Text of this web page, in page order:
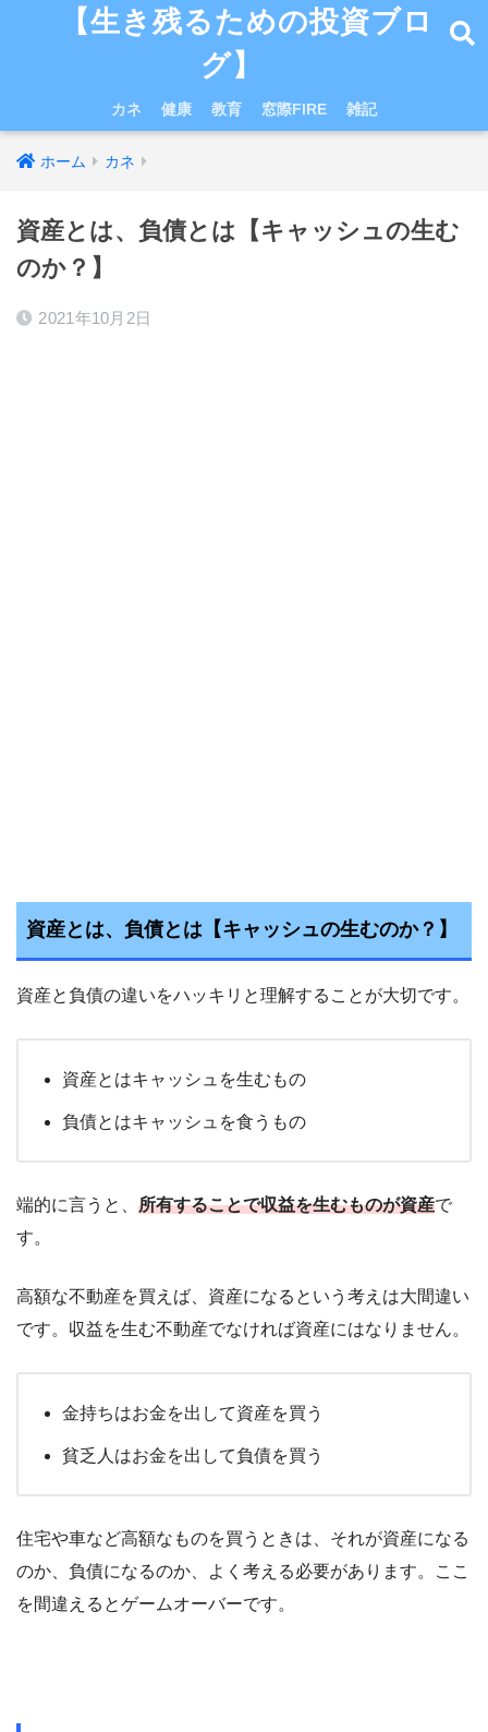
【生き残るための投資ブロ
グ】
カネ 健康 教育 窓際FIRE 雑記
ホーム カネ
資産とは、負債とは【キャッシュの生む
のか？】
2021年10月2日
資産とは、負債とは【キャッシュの生むのか？】
資産と負債の違いをハッキリと理解することが大切です。
資産とはキャッシュを生むもの
負債とはキャッシュを食うもの
端的に言うと、 所有することで収益を生むものが資産で
す。
高額な不動産を買えば、資産になるという考えは大間違い
です。収益を生む不動産でなければ資産にはなりません。
金持ちはお金を出して資産を買う
貧乏人はお金を出して負債を買う
住宅や車など高額なものを買うときは、それが資産になる
のか、負債になるのか、よく考える必要があります。ここ
を間違えるとゲームオーバーです。